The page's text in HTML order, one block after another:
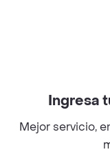
Bogotá D.C.
Ingresa
Mejor servicio,